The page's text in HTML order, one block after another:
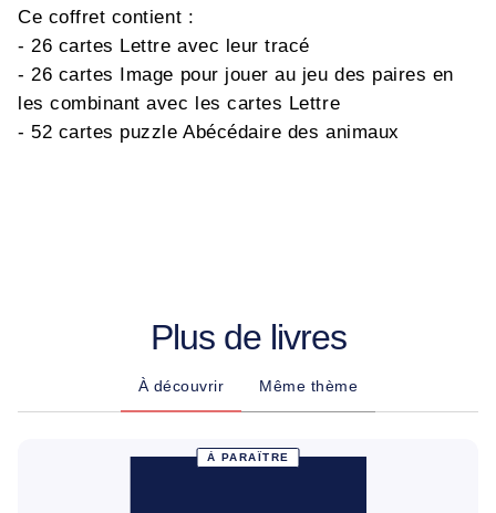
Ce coffret contient :
- 26 cartes Lettre avec leur tracé
- 26 cartes Image pour jouer au jeu des paires en
les combinant avec les cartes Lettre
- 52 cartes puzzle Abécédaire des animaux
Plus de livres
À découvrir Même thème
À PARAÎTRE